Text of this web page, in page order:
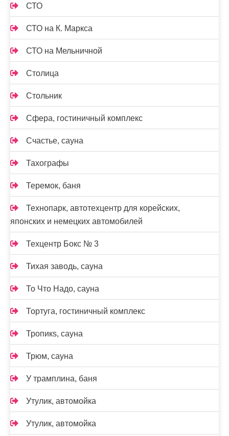
СТО
СТО на К. Маркса
СТО на Мельничной
Столица
Стольник
Сфера, гостиничный комплекс
Счастье, сауна
Тахографы
Теремок, баня
Технопарк, автотехцентр для корейских,
японских и немецких автомобилей
Техцентр Бокс № 3
Тихая заводь, сауна
То Что Надо, сауна
Тортуга, гостиничный комплекс
Тропикs, сауна
Трюм, сауна
У трамплина, баня
Утулик, автомойка
Утулик, автомойка